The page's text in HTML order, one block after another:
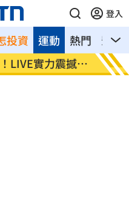
登入
投資 熱門 影音
運動
LIVE實力震撼全
顧立
勞